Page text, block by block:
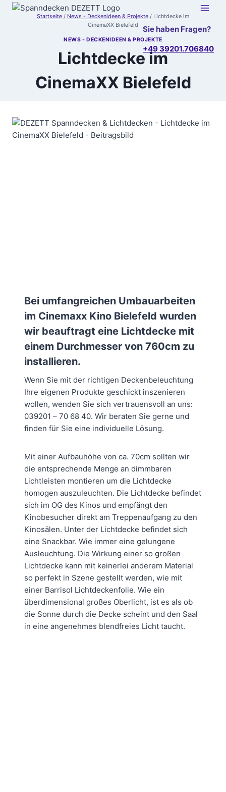
Zum
Sie haben Fragen?
+49 39201.706840
Startseite / News - Deckenideen & Projekte / Lichtdecke im
CinemaXX Bielefeld
NEWS - DECKENIDEEN & PROJEKTE
Lichtdecke im
CinemaXX Bielefeld
Bei umfangreichen Umbauarbeiten
im Cinemaxx Kino Bielefeld wurden
wir beauftragt eine Lichtdecke mit
einem Durchmesser von 760cm zu
installieren.
Wenn Sie mit der richtigen Deckenbeleuchtung
Ihre eigenen Produkte geschickt inszenieren
wollen, wenden Sie sich vertrauensvoll an uns:
039201 – 70 68 40. Wir beraten Sie gerne und
finden für Sie eine individuelle Lösung.
Mit einer Aufbauhöhe von ca. 70cm sollten wir
die entsprechende Menge an dimmbaren
Lichtleisten montieren um die Lichtdecke
homogen auszuleuchten. Die Lichtdecke befindet
sich im OG des Kinos und empfängt den
Kinobesucher direkt am Treppenaufgang zu den
Kinosälen. Unter der Lichtdecke befindet sich
eine Snackbar. Wie immer eine gelungene
Ausleuchtung. Die Wirkung einer so großen
Lichtdecke kann mit keinerlei anderem Material
so perfekt in Szene gestellt werden, wie mit
einer Barrisol Lichtdeckenfolie. Wie ein
überdimensional großes Oberlicht, ist es als ob
die Sonne durch die Decke scheint und den Saal
in eine angenehmes blendfreies Licht taucht.